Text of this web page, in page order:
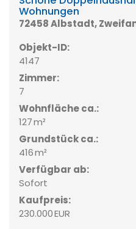
Wohnungen
72458 Albstadt,
Objekt-ID:
4147
Zimmer:
7
Wohnfläche ca.:
127 m²
Grund­stück ca.:
416 m²
Verfügbar ab:
Sofort
Kaufpreis:
230.000 EUR